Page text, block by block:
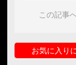
この記事
お気に入り